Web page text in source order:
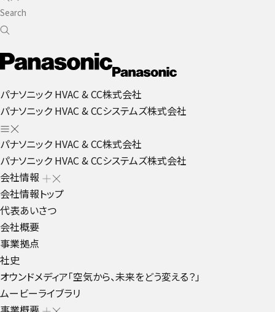
パナソニック HVAC & CC株式会社
パナソニック HVAC & CCシステムズ株式会社
パナソニック HVAC & CC株式会社
パナソニック HVAC & CCシステムズ株式会社
会社情報
会社情報トップ
代表あいさつ
会社概要
事業拠点
社史
オウンドメディア「空気から、未来をどう変える？」
ムービーライブラリ